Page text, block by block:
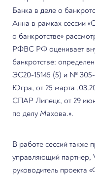
Банка в деле о
Анна в рамках сессии
о банкротстве»
РФВС РФ оценивает
банкротстве:
ЭС20-15145 (5) и №
Югра, от 25 марта
СПАР Липецк, от 29
по делу Махова.».
В работе сессий также
управляющий партнер,
руководитель проекта